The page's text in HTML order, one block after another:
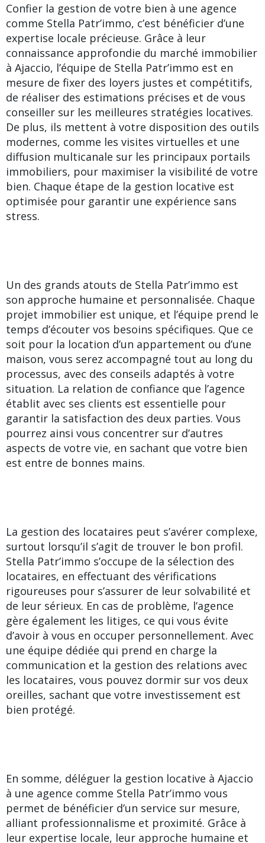
Confier la gestion de votre bien à une agence
comme Stella Patr’immo, c’est bénéficier d’une
expertise locale précieuse. Grâce à leur
connaissance approfondie du marché immobilier
à Ajaccio, l’équipe de Stella Patr’immo est en
mesure de fixer des loyers justes et compétitifs,
de réaliser des estimations précises et de vous
conseiller sur les meilleures stratégies locatives.
De plus, ils mettent à votre disposition des outils
modernes, comme les visites virtuelles et une
diffusion multicanale sur les principaux portails
immobiliers, pour maximiser la visibilité de votre
bien. Chaque étape de la gestion locative est
optimisée pour garantir une expérience sans
stress.
Un des grands atouts de Stella Patr’immo est
son approche humaine et personnalisée. Chaque
projet immobilier est unique, et l’équipe prend le
temps d’écouter vos besoins spécifiques. Que ce
soit pour la location d’un appartement ou d’une
maison, vous serez accompagné tout au long du
processus, avec des conseils adaptés à votre
situation. La relation de confiance que l’agence
établit avec ses clients est essentielle pour
garantir la satisfaction des deux parties. Vous
pourrez ainsi vous concentrer sur d’autres
aspects de votre vie, en sachant que votre bien
est entre de bonnes mains.
La gestion des locataires peut s’avérer complexe,
surtout lorsqu’il s’agit de trouver le bon profil.
Stella Patr’immo s’occupe de la sélection des
locataires, en effectuant des vérifications
rigoureuses pour s’assurer de leur solvabilité et
de leur sérieux. En cas de problème, l’agence
gère également les litiges, ce qui vous évite
d’avoir à vous en occuper personnellement. Avec
une équipe dédiée qui prend en charge la
communication et la gestion des relations avec
les locataires, vous pouvez dormir sur vos deux
oreilles, sachant que votre investissement est
bien protégé.
En somme, déléguer la gestion locative à Ajaccio
à une agence comme Stella Patr’immo vous
permet de bénéficier d’un service sur mesure,
alliant professionnalisme et proximité. Grâce à
leur expertise locale, leur approche humaine et